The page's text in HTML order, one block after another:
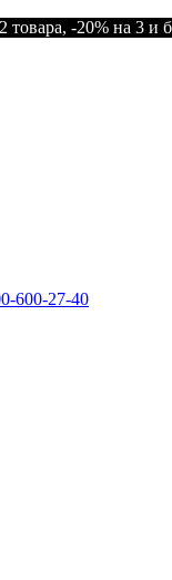
-20% на 3 и
600-27-40